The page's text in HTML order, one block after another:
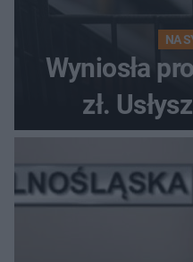
NA
Wyniosła
zł.